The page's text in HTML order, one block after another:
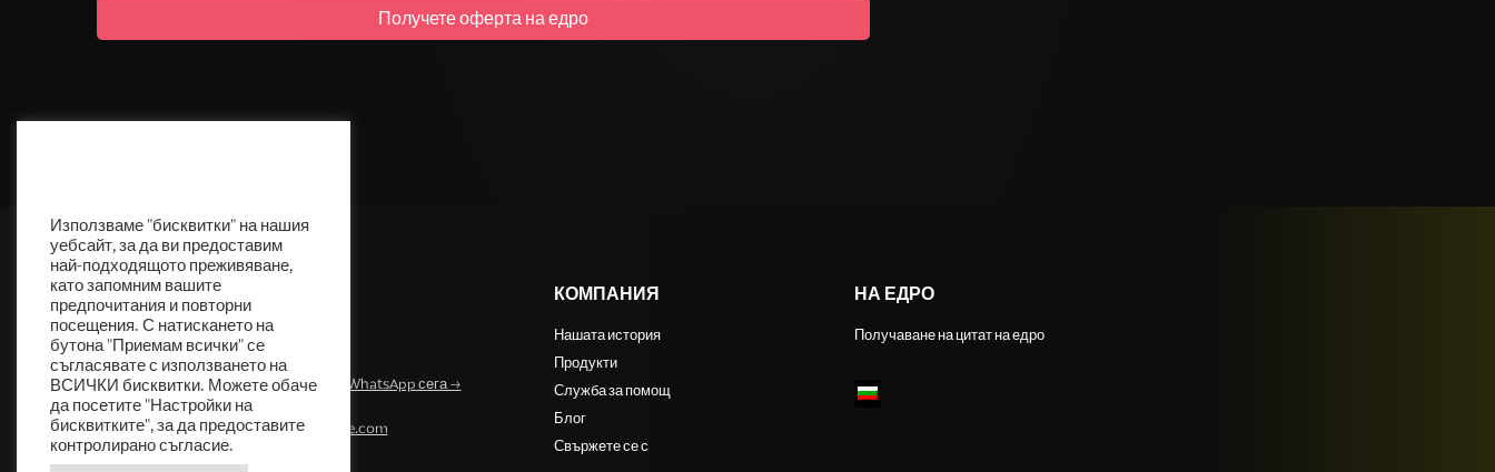
Получете оферта на едро
Изпратете съобщение WhatsApp сега →
contact@cream-deluxe.com
КОМПАНИЯ
Нашата история
Продукти
Служба за помощ
Блог
Свържете се с
НА ЕДРО
Получаване на цитат на едро
Използваме "бисквитки" на нашия
уебсайт, за да ви предоставим
най-подходящото преживяване,
като запомним вашите
предпочитания и повторни
посещения. С натискането на
бутона "Приемам всички" се
съгласявате с използването на
ВСИЧКИ бисквитки. Можете обаче
да посетите "Настройки на
бисквитките", за да предоставите
контролирано съгласие.